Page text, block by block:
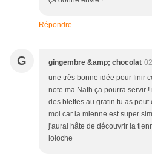
Répondre
G gingembre &amp; chocolat
une très bonne idée pour finir
note ma Nath ça pourra servir
des blettes au gratin tu as
moi car la mienne est super
j'aurai hâte de découvrir la
loloche